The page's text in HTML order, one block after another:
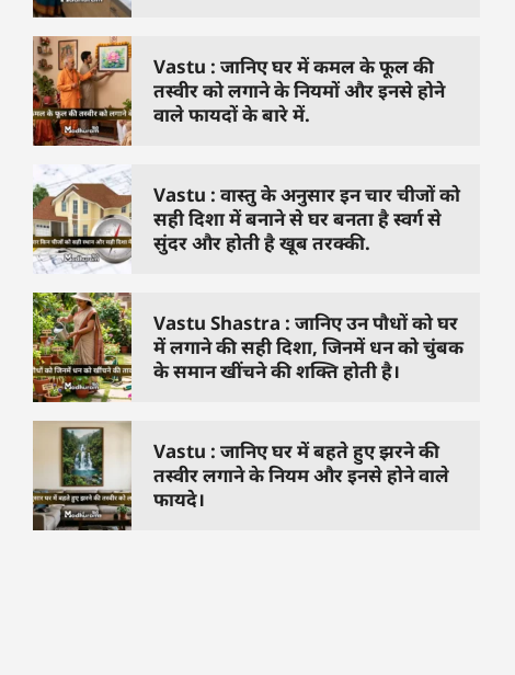
Vastu : जानिए घर में कमल के फूल की
तस्वीर को लगाने के नियमों और इनसे होने
वाले फायदों के बारे में.
Vastu : वास्तु के अनुसार इन चार चीजों को
सही दिशा में बनाने से घर बनता है स्वर्ग से
सुंदर और होती है खूब तरक्की.
Vastu Shastra : जानिए उन पौधों को घर
में लगाने की सही दिशा, जिनमें धन को चुंबक
के समान खींचने की शक्ति होती है।
Vastu : जानिए घर में बहते हुए झरने की
तस्वीर लगाने के नियम और इनसे होने वाले
फायदे।